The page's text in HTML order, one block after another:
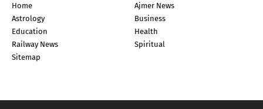
Home
Ajmer News
Astrology
Business
Education
Health
Railway News
Spiritual
Sitemap